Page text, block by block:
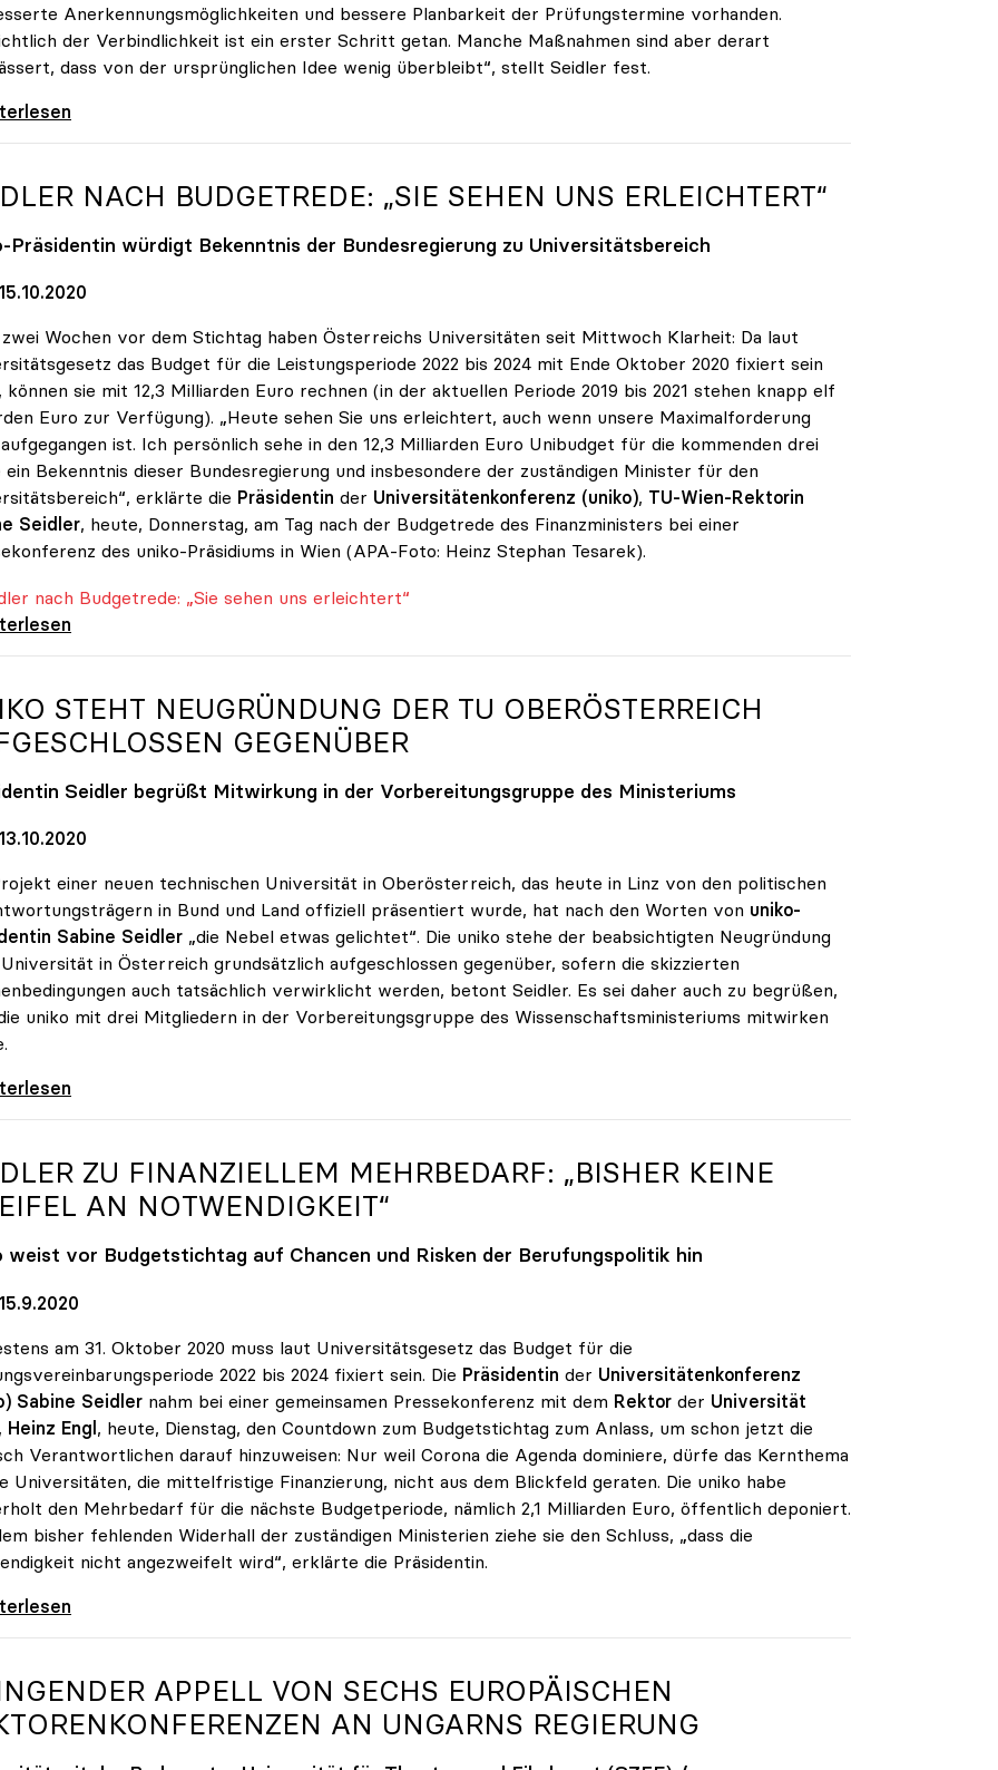
Anerkennungsmöglichkeiten und bessere Planbarkeit der Prüfungstermine vorhanden.
der Verbindlichkeit ist ein erster Schritt getan. Manche Maßnahmen sind aber derart
dass von der ursprünglichen Idee wenig überbleibt“, stellt Seidler fest.
zu Studienrecht: Erste Schritte sind getan
NACH BUDGETREDE: „SIE SEHEN UNS ERLEICHTERT“
-Präsidentin würdigt Bekenntnis der Bundesregierung zu Universitätsbereich
zwei Wochen vor dem Stichtag haben Österreichs Universitäten seit Mittwoch Klarheit: Da laut
das Budget für die Leistungsperiode 2022 bis 2024 mit Ende Oktober 2020 fixiert sein
können sie mit 12,3 Milliarden Euro rechnen (in der aktuellen Periode 2019 bis 2021 stehen knapp elf
Euro zur Verfügung). „Heute sehen Sie uns erleichtert, auch wenn unsere Maximalforderung
ist. Ich persönlich sehe in den 12,3 Milliarden Euro Unibudget für die kommenden drei
ein Bekenntnis dieser Bundesregierung und insbesondere der zuständigen Minister für den
erklärte die Präsidentin der Universitätenkonferenz (uniko), TU-Wien-Rektorin
Seidler, heute, Donnerstag, am Tag nach der Budgetrede des Finanzministers bei einer
des uniko-Präsidiums in Wien (APA-Foto: Heinz Stephan Tesarek).
nach Budgetrede: „Sie sehen uns erleichtert“
nach Budgetrede: „Sie sehen uns
STEHT NEUGRÜNDUNG DER TU OBERÖSTERREICH
GEGENÜBER
Seidler begrüßt Mitwirkung in der Vorbereitungsgruppe des Ministeriums
einer neuen technischen Universität in Oberösterreich, das heute in Linz von den politischen
in Bund und Land offiziell präsentiert wurde, hat nach den Worten von uniko-
Sabine Seidler „die Nebel etwas gelichtet“. Die uniko stehe der beabsichtigten Neugründung
in Österreich grundsätzlich aufgeschlossen gegenüber, sofern die skizzierten
auch tatsächlich verwirklicht werden, betont Seidler. Es sei daher auch zu begrüßen,
uniko mit drei Mitgliedern in der Vorbereitungsgruppe des Wissenschaftsministeriums mitwirken
steht Neugründung der TU Oberösterreich
ZU FINANZIELLEM MEHRBEDARF: „BISHER KEINE
AN NOTWENDIGKEIT“
weist vor Budgetstichtag auf Chancen und Risken der Berufungspolitik hin
am 31. Oktober 2020 muss laut Universitätsgesetz das Budget für die
2022 bis 2024 fixiert sein. Die Präsidentin der Universitätenkonferenz
Sabine Seidler nahm bei einer gemeinsamen Pressekonferenz mit dem Rektor der Universität
, Heinz Engl, heute, Dienstag, den Countdown zum Budgetstichtag zum Anlass, um schon jetzt die
Verantwortlichen darauf hinzuweisen: Nur weil Corona die Agenda dominiere, dürfe das Kernthema
Universitäten, die mittelfristige Finanzierung, nicht aus dem Blickfeld geraten. Die uniko habe
den Mehrbedarf für die nächste Budgetperiode, nämlich 2,1 Milliarden Euro, öffentlich deponiert.
bisher fehlenden Widerhall der zuständigen Ministerien ziehe sie den Schluss, „dass die
nicht angezweifelt wird“, erklärte die Präsidentin.
zu finanziellem Mehrbedarf: „Bisher keine
APPELL VON SECHS EUROPÄISCHEN
AN UNGARNS REGIERUNG